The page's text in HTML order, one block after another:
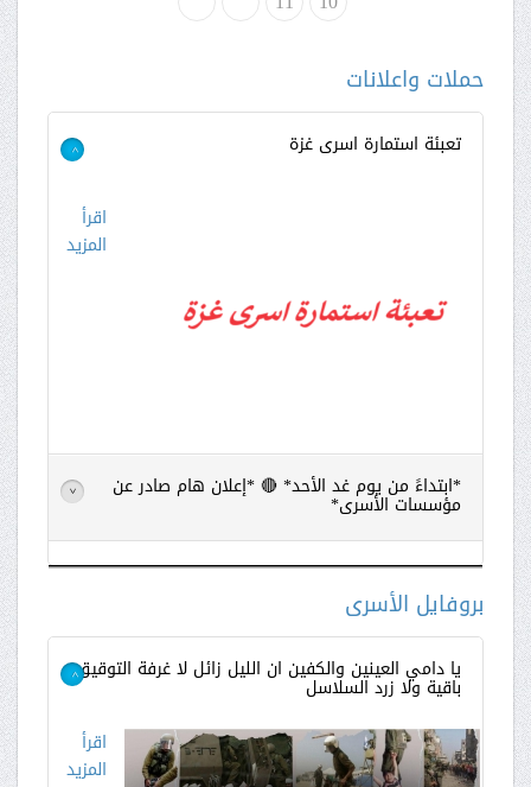
حملات واعلانات
تعبئة استمارة اسرى غزة >
اقرأ
المزيد
*ابتداءً من يوم غد الأحد* 🔴 *إعلان هام صادر عن
مؤسسات الأسرى* >
اقرأ
بروفايل الأسرى
يا دامي العينين والكفين ان الليل زائل لا غرفة التوقيق
باقية ولا زرد السلاسل >
اقرأ
المزيد